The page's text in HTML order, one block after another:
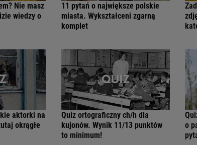
Nie masz
wiedzy o
11 pytań o największe polskie
miasta. Wykształceni zgarną
komplet
aktorki na
okrągłe
Quiz ortograficzny ch/h dla
kujonów. Wynik 11/13 punktów
to minimum!
o